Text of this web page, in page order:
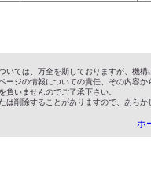
いては、万全を期しておりますが、機
ージの情報についての責任、その内容
負いませんのでご了承下さい。
は削除することがありますので、あらか
ホ